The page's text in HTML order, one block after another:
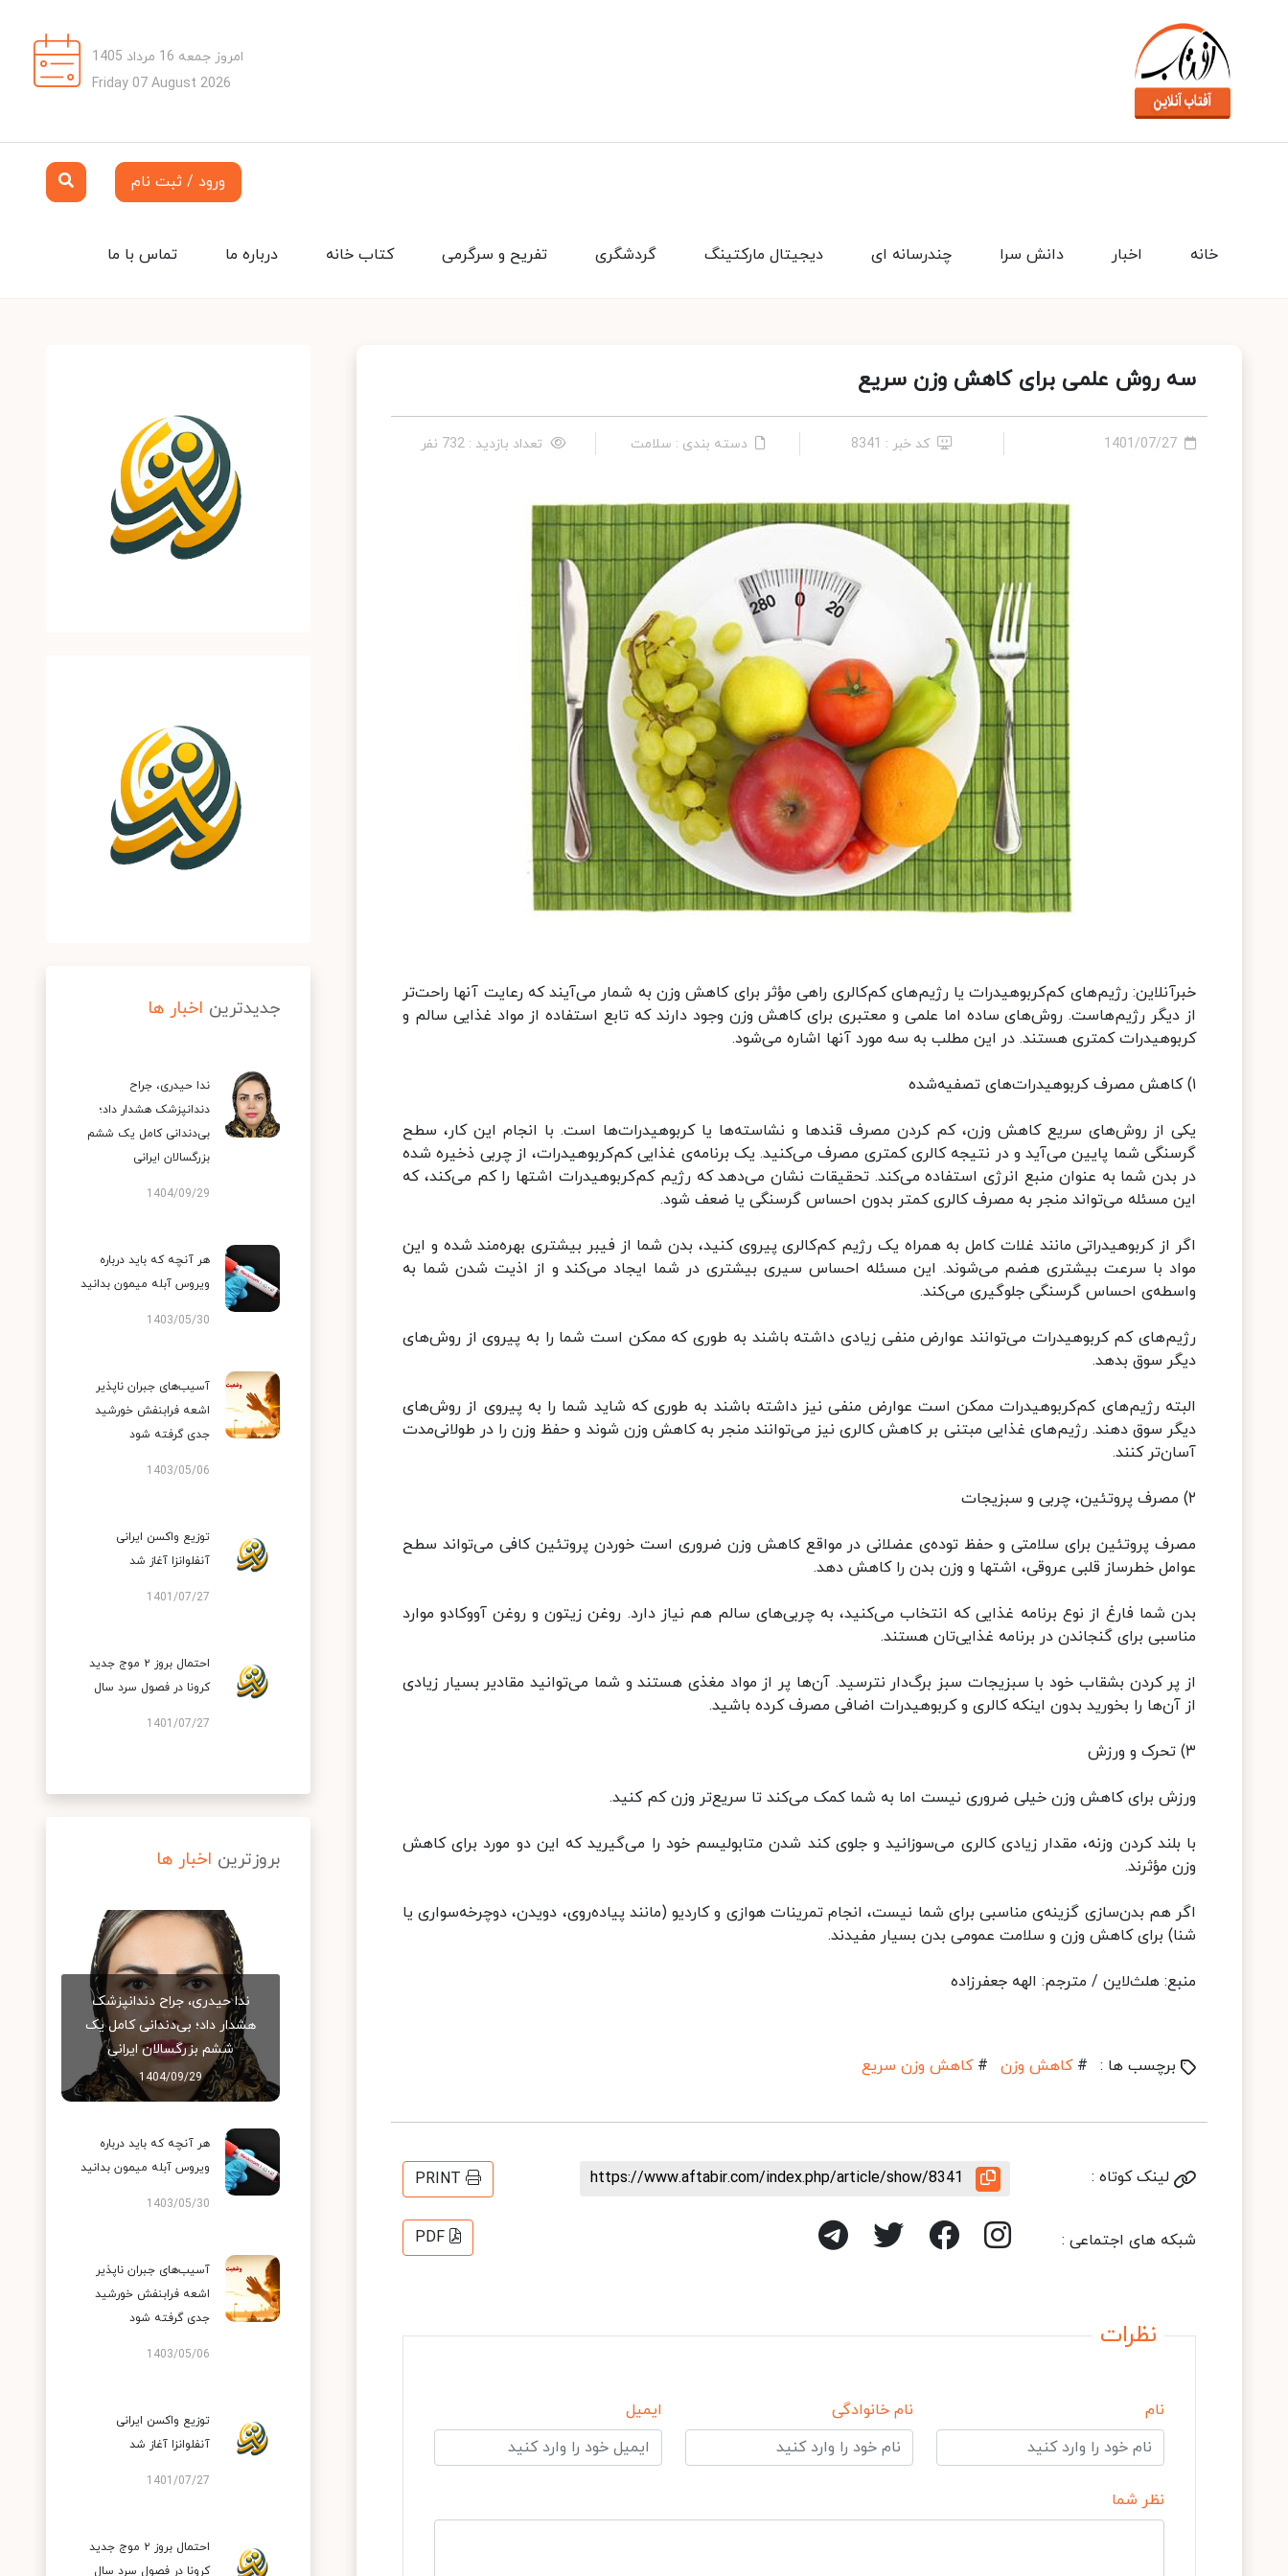
امروز جمعه 16 مرداد 1405
Friday 07 August 2026
ورود / ثبت نام
تماس با ما درباره ما کتاب خانه تفریح و سرگرمی گردشگری دیجیتال مارکتینگ چندرسانه ای دانش سرا اخبار خانه
سه روش علمی برای کاهش وزن سریع
1401/07/27 کد خبر : 8341 دسته بندی : سلامت تعداد بازدید : 732 نفر
خبرآنلاین: رژیم‌های کم‌کربوهیدرات یا رژیم‌های کم‌کالری راهی مؤثر برای کاهش وزن به شمار می‌آیند که رعایت آنها راحت‌تر
از دیگر رژیم‌هاست. روش‌های ساده اما علمی و معتبری برای کاهش وزن وجود دارند که تابع استفاده از مواد غذایی سالم و
کربوهیدرات کمتری هستند. در این مطلب به سه مورد آنها اشاره می‌شود.
۱) کاهش مصرف کربوهیدرات‌های تصفیه‌شده
یکی از روش‌های سریع کاهش وزن، کم کردن مصرف قندها و نشاسته‌ها یا کربوهیدرات‌ها است. با انجام این کار، سطح
گرسنگی شما پایین می‌آید و در نتیجه کالری کمتری مصرف می‌کنید. یک برنامه‌ی غذایی کم‌کربوهیدرات، از چربی ذخیره شده
در بدن شما به عنوان منبع انرژی استفاده می‌کند. تحقیقات نشان می‌دهد که رژیم کم‌کربوهیدرات اشتها را کم می‌کند، که
این مسئله می‌تواند منجر به مصرف کالری کمتر بدون احساس گرسنگی یا ضعف شود.
اگر از کربوهیدراتی مانند غلات کامل به همراه یک رژیم کم‌کالری پیروی کنید، بدن شما از فیبر بیشتری بهره‌مند شده و این
مواد با سرعت بیشتری هضم می‌شوند. این مسئله احساس سیری بیشتری در شما ایجاد می‌کند و از اذیت شدن شما به
واسطه‌ی احساس گرسنگی جلوگیری می‌کند.
رژیم‌های کم کربوهیدرات می‌توانند عوارض منفی زیادی داشته باشند به طوری که ممکن است شما را به پیروی از روش‌های
دیگر سوق بدهد.
البته رژیم‌های کم‌کربوهیدرات ممکن است عوارض منفی نیز داشته باشند به طوری که شاید شما را به پیروی از روش‌های
دیگر سوق دهند. رژیم‌های غذایی مبتنی بر کاهش کالری نیز می‌توانند منجر به کاهش وزن شوند و حفظ وزن را در طولانی‌مدت
آسان‌تر کنند.
۲) مصرف پروتئین، چربی و سبزیجات
مصرف پروتئین برای سلامتی و حفظ توده‌ی عضلانی در مواقع کاهش وزن ضروری است خوردن پروتئین کافی می‌تواند سطح
عوامل خطرساز قلبی عروقی، اشتها و وزن بدن را کاهش دهد.
بدن شما فارغ از نوع برنامه غذایی که انتخاب می‌کنید، به چربی‌های سالم هم نیاز دارد. روغن زیتون و روغن آووکادو موارد
مناسبی برای گنجاندن در برنامه غذایی‌تان هستند.
از پر کردن بشقاب خود با سبزیجات سبز برگ‌دار نترسید. آن‌ها پر از مواد مغذی هستند و شما می‌توانید مقادیر بسیار زیادی
از آن‌ها را بخورید بدون اینکه کالری و کربوهیدرات اضافی مصرف کرده باشید.
۳) تحرک و ورزش
ورزش برای کاهش وزن خیلی ضروری نیست اما به شما کمک می‌کند تا سریع‌تر وزن کم کنید.
با بلند کردن وزنه، مقدار زیادی کالری می‌سوزانید و جلوی کند شدن متابولیسم خود را می‌گیرید که این دو مورد برای کاهش
وزن مؤثرند.
اگر هم بدن‌سازی گزینه‌ی مناسبی برای شما نیست، انجام تمرینات هوازی و کاردیو (مانند پیاده‌روی، دویدن، دوچرخه‌سواری یا
شنا) برای کاهش وزن و سلامت عمومی بدن بسیار مفیدند.
منبع: هلث‌لاین / مترجم: الهه جعفرزاده
برچسب ها : # کاهش وزن # کاهش وزن سریع
لینک کوتاه : https://www.aftabir.com/index.php/article/show/8341
PRINT
شبکه های اجتماعی : PDF
نظرات
نام نام خانوادگی ایمیل
نظر شما
جدیدترین اخبار ها
ندا حیدری، جراح
دندانپزشک هشدار داد؛
بی‌دندانی کامل یک ششم
بزرگسالان ایرانی
1404/09/29
هر آنچه که باید درباره
ویروس آبله میمون بدانید
1403/05/30
آسیب‌های جبران ناپذیر
اشعه فرابنفش خورشید
جدی گرفته شود
1403/05/06
توزیع واکسن ایرانی
آنفلوانزا آغاز شد
1401/07/27
احتمال بروز ۲ موج جدید
کرونا در فصول سرد سال
1401/07/27
بروزترین اخبار ها
ندا حیدری، جراح دندانپزشک
هشدار داد؛ بی‌دندانی کامل یک
ششم بزرگسالان ایرانی
1404/09/29
هر آنچه که باید درباره
ویروس آبله میمون بدانید
1403/05/30
آسیب‌های جبران ناپذیر
اشعه فرابنفش خورشید
جدی گرفته شود
1403/05/06
توزیع واکسن ایرانی
آنفلوانزا آغاز شد
1401/07/27
احتمال بروز ۲ موج جدید
کرونا در فصول سرد سال